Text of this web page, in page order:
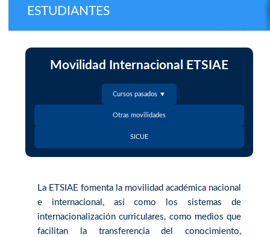
ESTUDIANTES
Movilidad Internacional ETSIAE
Cursos pasados ▼
Otras movilidades
SICUE
La ETSIAE fomenta la movilidad académica nacional
e internacional, así como los sistemas de
internacionalización curriculares, como medios que
facilitan la transferencia del conocimiento,